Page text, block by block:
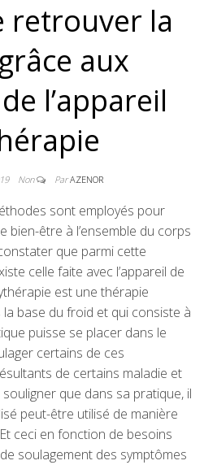
retrouver la
aux
l’appareil
Non ParAZENOR
sont employés pour
bien-être à l’ensemble du corps
que parmi cette
celle faite avec l’appareil de
est une thérapie
base du froid et qui consiste à
puisse se placer dans le
certains de ces
de certains maladie et
que dans sa pratique, il
peut-être utilisé de manière
ceci en fonction de besoins
soulagement des symptômes